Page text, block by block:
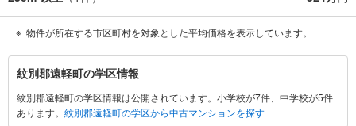
物件が所在する市区町村を対象とした平均価格を表示しています。
紋
別
郡
遠
紋別郡遠軽町の学区情報
紋別郡遠軽町の学区情報は公開されています。小学校が7件、中学校が5件
あります。 紋別郡遠軽町の学区から中古マンションを探す